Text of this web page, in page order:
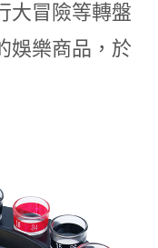
大冒險等轉盤
娛樂商品，於